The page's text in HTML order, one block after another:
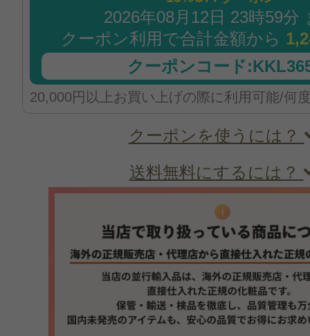
2026年08月12日 23時59分
クーポン利用で合計金額から
クーポンコード
20,000円以上お買い上げの際に利用可能/何
クーポンを使うには？
送料無料にするには？